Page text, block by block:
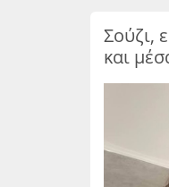
Σούζι,
και